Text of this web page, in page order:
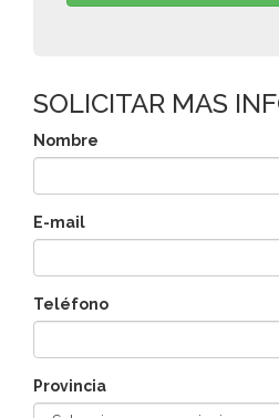
SOLICITAR MAS
Nombre
E-mail
Teléfono
Provincia